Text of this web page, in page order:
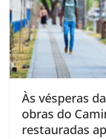
Às vésperas
obras do
restauradas